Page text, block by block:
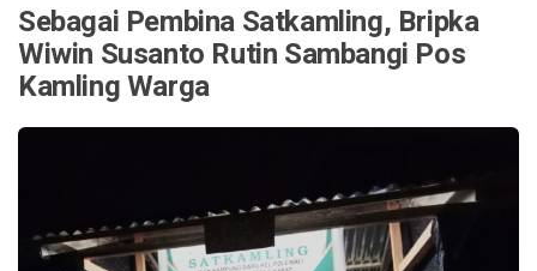
Sebagai Pembina Satkamling, Bripka
Wiwin Susanto Rutin Sambangi Pos
Kamling Warga